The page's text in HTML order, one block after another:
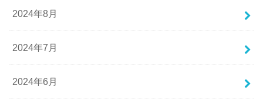
2024年8月
2024年7月
2024年6月